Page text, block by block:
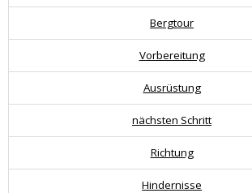
Bergtour
Vorbereitung
Ausrüstung
nächsten Schritt
Richtung
Hindernisse